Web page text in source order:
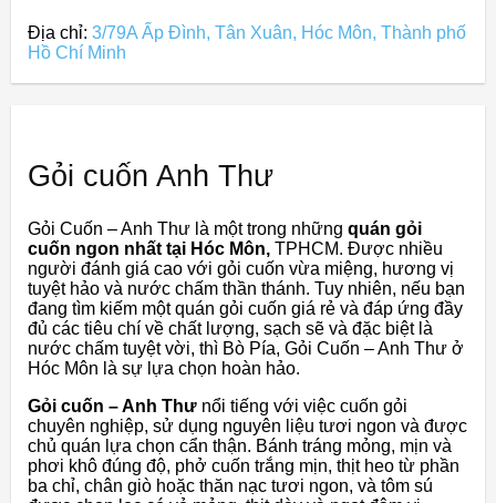
Địa chỉ: 3/79A Ấp Đình, Tân Xuân, Hóc Môn, Thành phố
Hồ Chí Minh
Gỏi cuốn Anh Thư
Gỏi Cuốn – Anh Thư là một trong những quán gỏi
cuốn ngon nhất tại Hóc Môn, TPHCM. Được nhiều
người đánh giá cao với gỏi cuốn vừa miệng, hương vị
tuyệt hảo và nước chấm thần thánh. Tuy nhiên, nếu bạn
đang tìm kiếm một quán gỏi cuốn giá rẻ và đáp ứng đầy
đủ các tiêu chí về chất lượng, sạch sẽ và đặc biệt là
nước chấm tuyệt vời, thì Bò Pía, Gỏi Cuốn – Anh Thư ở
Hóc Môn là sự lựa chọn hoàn hảo.
Gỏi cuốn – Anh Thư nổi tiếng với việc cuốn gỏi
chuyên nghiệp, sử dụng nguyên liệu tươi ngon và được
chủ quán lựa chọn cẩn thận. Bánh tráng mỏng, mịn và
phơi khô đúng độ, phở cuốn trắng mịn, thịt heo từ phần
ba chỉ, chân giò hoặc thăn nạc tươi ngon, và tôm sú